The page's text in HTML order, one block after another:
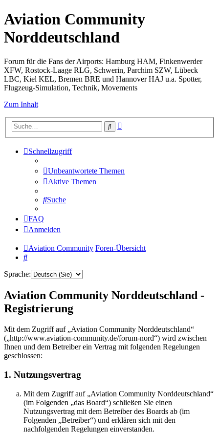
Aviation Community
Norddeutschland
Forum für die Fans der Airports: Hamburg HAM, Finkenwerder
XFW, Rostock-Laage RLG, Schwerin, Parchim SZW, Lübeck
LBC, Kiel KEL, Bremen BRE und Hannover HAJ u.a. Spotter,
Flugzeug-Simulation, Technik, Movements
Zum Inhalt
Suche
Schnellzugriff
Unbeantwortete Themen
Aktive Themen
Suche
FAQ
Anmelden
Aviation Community Foren-Übersicht
Suche
Sprache:
Aviation Community Norddeutschland -
Registrierung
Mit dem Zugriff auf „Aviation Community Norddeutschland“
(„http://www.aviation-community.de/forum-nord“) wird zwischen
Ihnen und dem Betreiber ein Vertrag mit folgenden Regelungen
geschlossen:
1. Nutzungsvertrag
Mit dem Zugriff auf „Aviation Community Norddeutschland“
(im Folgenden „das Board“) schließen Sie einen
Nutzungsvertrag mit dem Betreiber des Boards ab (im
Folgenden „Betreiber“) und erklären sich mit den
nachfolgenden Regelungen einverstanden.